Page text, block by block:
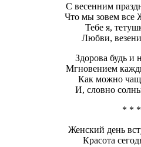
С весенним
Что мы зовем все
Тебе я,
Любви,
Здорова будь и
Мгновением
Как можно
И, словно
* * *
Женский день
Красота